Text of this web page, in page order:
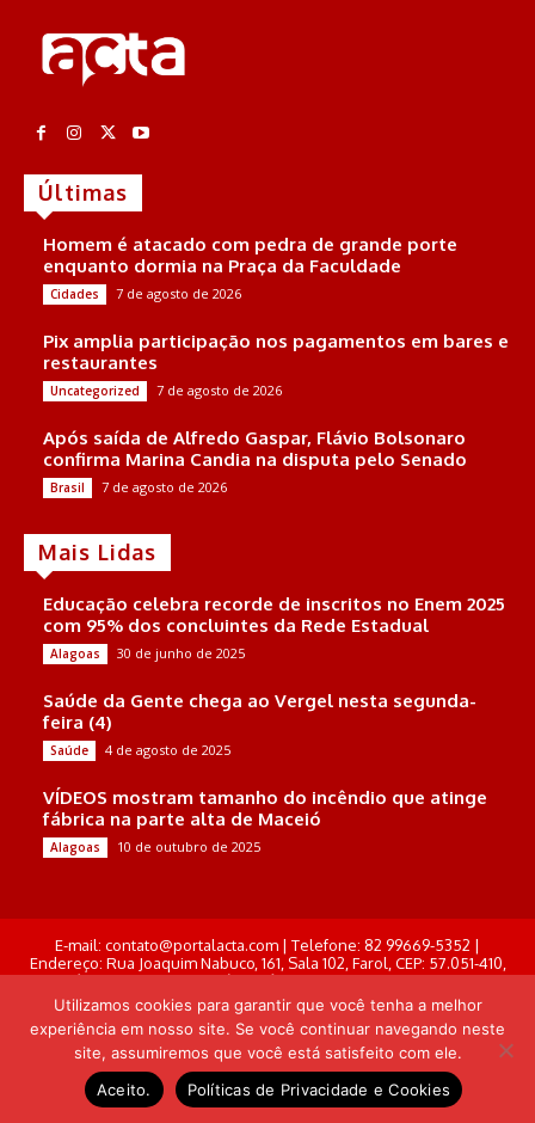
Últimas
Homem é atacado com pedra de grande porte
enquanto dormia na Praça da Faculdade
Cidades 7 de agosto de 2026
Pix amplia participação nos pagamentos em bares e
restaurantes
Uncategorized 7 de agosto de 2026
Após saída de Alfredo Gaspar, Flávio Bolsonaro
confirma Marina Candia na disputa pelo Senado
Brasil 7 de agosto de 2026
Mais Lidas
Educação celebra recorde de inscritos no Enem 2025
com 95% dos concluintes da Rede Estadual
Alagoas 30 de junho de 2025
Saúde da Gente chega ao Vergel nesta segunda-
feira (4)
Saúde 4 de agosto de 2025
VÍDEOS mostram tamanho do incêndio que atinge
fábrica na parte alta de Maceió
Alagoas 10 de outubro de 2025
E-mail: contato@portalacta.com | Telefone: 82 99669-5352 |
Endereço: Rua Joaquim Nabuco, 161, Sala 102, Farol, CEP: 57.051-410,
Maceió, Alagoas . Responsável Técnico: Derek Gustavo de Morais
Pereira
© Portal Acta - 2025-2026.
Desenvolvido por: Arthur Almeida
Utilizamos cookies para garantir que você tenha a melhor
experiência em nosso site. Se você continuar navegando neste
site, assumiremos que você está satisfeito com ele.
Aceito.
Políticas de Privacidade e Cookies